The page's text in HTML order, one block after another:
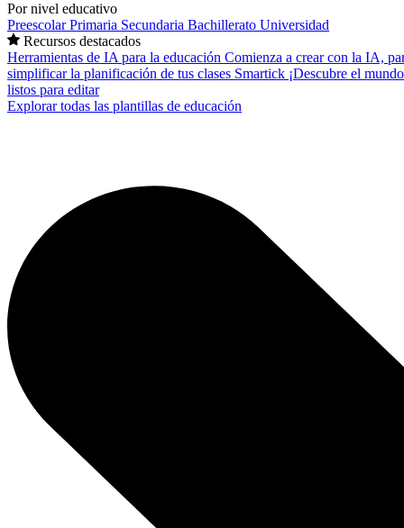
Por nivel educativo
PreescolarPrimaria Secundaria Bachillerato Universidad
Recursos destacados
Herramientas de IA para la educación Comienza a crear con la IA,
simplificar la planificación de tus clases Smartick ¡Descubre el
listos para editar
Explorar todas las plantillas de educación